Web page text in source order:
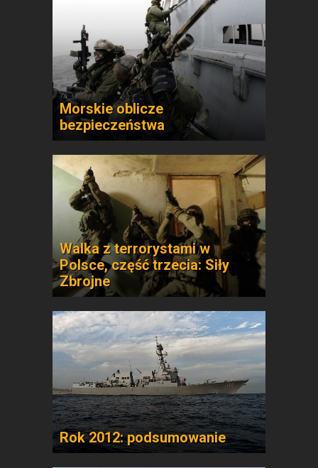
Morskie oblicze
bezpieczeństwa
Walka z terrorystami w
Polsce, część trzecia: Siły
Zbrojne
Rok 2012: podsumowanie